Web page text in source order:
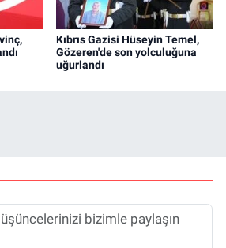
Kıbrıs Gazisi Hüseyin Temel,
Gözeren'de son yolculuğuna
uğurlandı